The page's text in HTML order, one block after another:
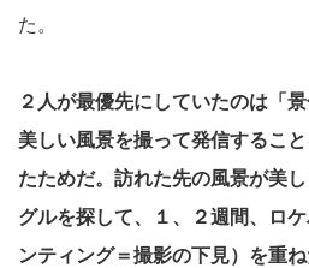
た。
２人が最優先にしていたのは「
美しい風景を撮って発信するこ
たためだ。訪れた先の風景が美
グルを探して、１、２週間、ロ
ンティング＝撮影の下見）を重